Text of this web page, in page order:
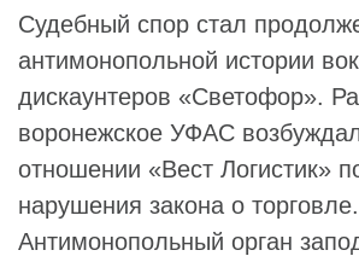
Судебный спор стал
антимонопольной истории
дискаунтеров «Светофор».
воронежское УФАС
отношении «Вест Логистик»
нарушения закона о торговле.
Антимонопольный орган